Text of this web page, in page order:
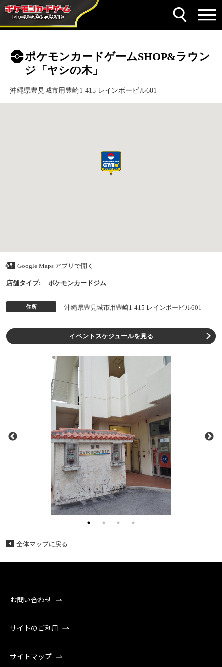
ポケモンカードゲームSHOP&ラウン
ジ「ヤシの木」
沖縄県豊見城市用豊崎1-415 レインボービル601
Google Maps アプリで開く
店舗タイプ: ポケモンカードジム
住所 沖縄県豊見城市用豊崎1-415 レインボービル601
イベントスケジュールを見る
全体マップに戻る
お問い合わせ
サイトのご利用
サイトマップ